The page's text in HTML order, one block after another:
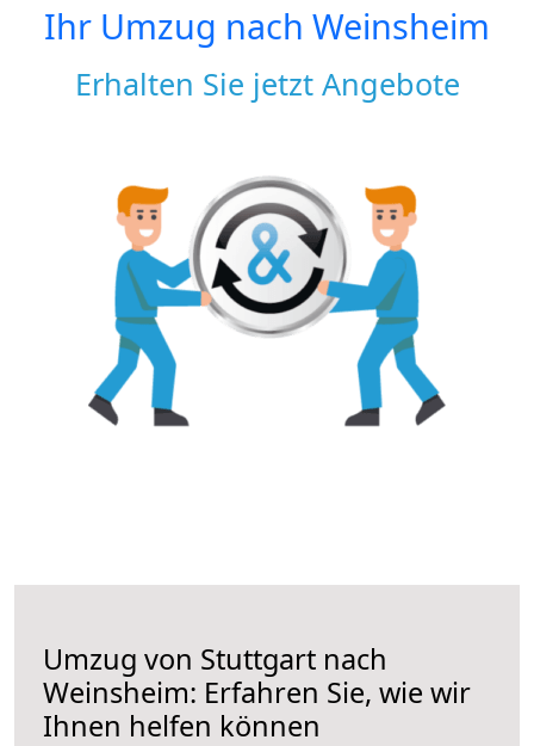
Ihr Umzug nach Weinsheim
Erhalten Sie jetzt Angebote
Umzug von Stuttgart nach
Weinsheim: Erfahren Sie, wie wir
Ihnen helfen können